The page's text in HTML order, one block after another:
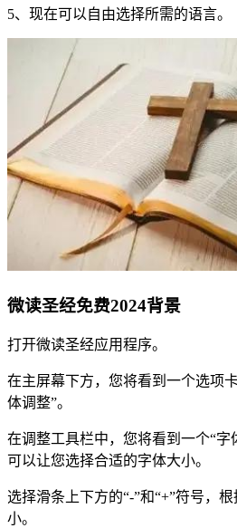
5、现在可以自由选择所需的语言。
微读圣经免费2024背景
打开微读圣经应用程序。
在主屏幕下方，您将看到一个选项
体调整”。
在调整工具栏中，您将看到一个“字
可以让您选择合适的字体大小。
选择滑条上下方的“-”和“+”符号，
小。